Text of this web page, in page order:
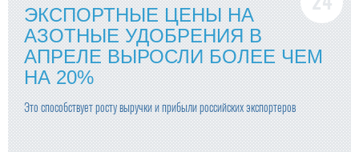
ЭКСПОРТНЫЕ ЦЕНЫ НА
АЗОТНЫЕ УДОБРЕНИЯ В
АПРЕЛЕ ВЫРОСЛИ БОЛЕЕ ЧЕМ
НА 20%
Это способствует росту выручки и прибыли российских экспортеров